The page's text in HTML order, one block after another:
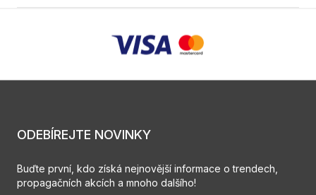
ODEBÍREJTE NOVINKY
Buďte první, kdo získá nejnovější informace o trendech,
propagačních akcích a mnoho dalšího!